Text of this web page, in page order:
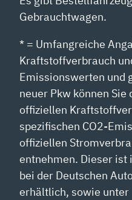
Gebrauchtwagen.
* = Umfangreiche
Kraftstoffverbrauch
Emissionswerten und
neuer Pkw können
offiziellen
spezifischen CO2-
offiziellen
entnehmen. Dieser ist
bei der Deutschen
erhältlich, sowie unter